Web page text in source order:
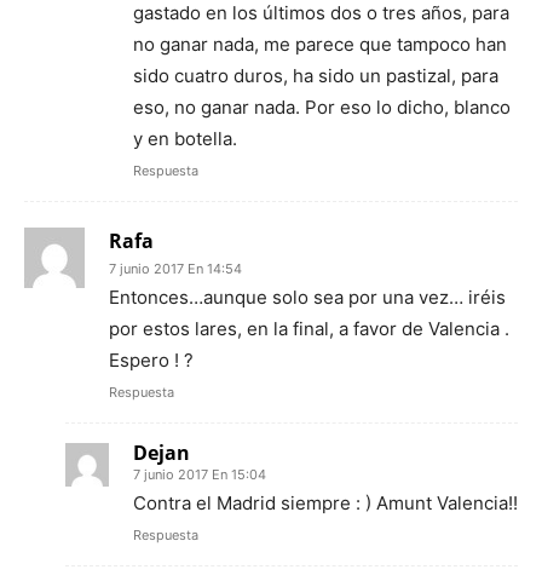
gastado en los últimos dos o tres años, para
no ganar nada, me parece que tampoco han
sido cuatro duros, ha sido un pastizal, para
eso, no ganar nada. Por eso lo dicho, blanco
y en botella.
Respuesta
Rafa
7 junio 2017 En 14:54
Entonces…aunque solo sea por una vez… iréis
por estos lares, en la final, a favor de Valencia .
Espero ! ?
Respuesta
Dejan
7 junio 2017 En 15:04
Contra el Madrid siempre : ) Amunt Valencia!!
Respuesta